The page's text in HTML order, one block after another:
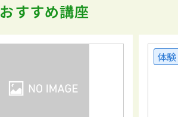
おすすめ講座
体験